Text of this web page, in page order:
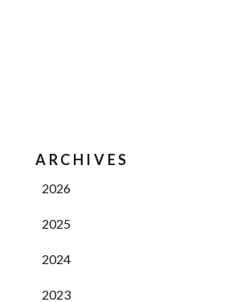
ARCHIVES
2026
2025
2024
2023